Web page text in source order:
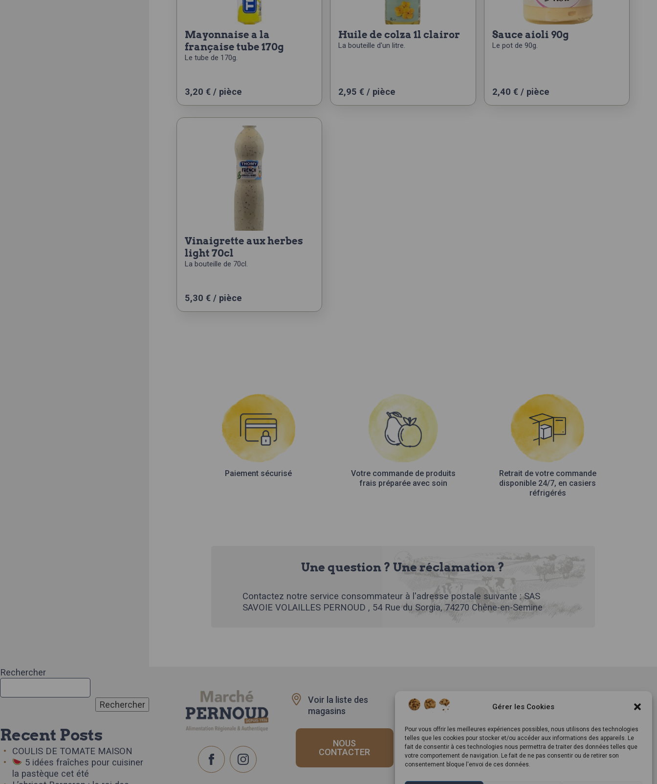
Gérer les Cookies
Pour vous offrir les meilleures expériences possibles, nous utilisons des technologies
telles que les cookies pour stocker et/ou accéder aux informations des appareils. Le
fait de consentir à ces technologies nous permettra de traiter des données telles que
votre comportement de navigation. Le fait de ne pas consentir ou de retirer son
consentement bloque l'envoi de ces données.
mayonnaise a la
française tube 170g
Le tube de 170g.
3,20 € / pièce
huile de colza 1l clairor
La bouteille d'un litre.
2,95€ / pièce
sauce aioli 90g
Le pot de 90g.
2,40 €/ pièce
vinaigrette aux herbes
light 70cl
La bouteille de 70cl.
5,30 € / pièce
Paiement sécurisé
Votre commande de produits
frais préparée avec soin
Retrait de votre commande
disponible 24/7, en casiers
réfrigérés
Une question ? Une réclamation ?
Contactez notre service consommateur à l'adresse postale suivante : SAS
SAVOIE VOLAILLES PERNOUD , 54 Rue du Sorgia, 74270 Chêne-en-Semine
Rechercher
Rechercher
Recent Posts
COULIS DE TOMATE MAISON
5 idées fraîches pour cuisiner
la pastèque cet été
Voir la liste des
magasins
NOUS
CONTACTER
Recrutement
Rappels
produits
Inscrivez-vous à notre
newsletter